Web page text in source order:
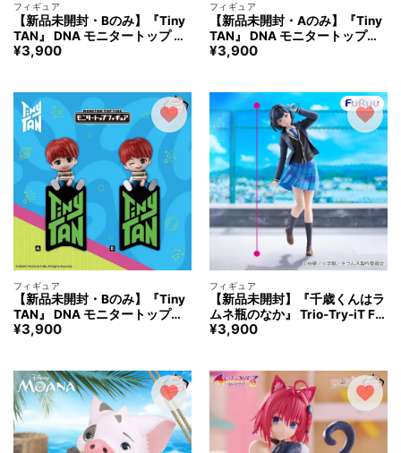
フィギュア
【新品未開封・Bのみ】『Tiny
TAN』 DNA モニタートップ フ
ィギュア ‐SUGA- フィギュア
¥3,900
フィギュア
【新品未開封・Aのみ】『Tiny
TAN』 DNA モニタートップフ
ィギュア ‐j-hope- フィギュア
¥3,900
フィギュア
【新品未開封・Bのみ】『Tiny
TAN』 DNA モニタートップフ
ィギュア ‐j-hope- フィギュア
¥3,900
フィギュア
【新品未開封】『千歳くんはラ
ムネ瓶のなか』 Trio-Try-iT Fig
ure ー 七瀬 悠月 ー フィギュア
¥3,900